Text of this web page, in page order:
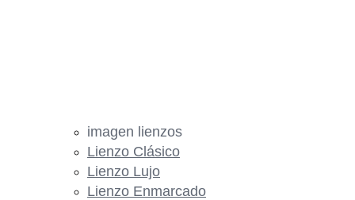
imagen lienzos
Lienzo Clásico
Lienzo Lujo
Lienzo Enmarcado